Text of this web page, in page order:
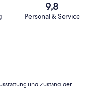
9,8
Personal & Service
und Zustand der